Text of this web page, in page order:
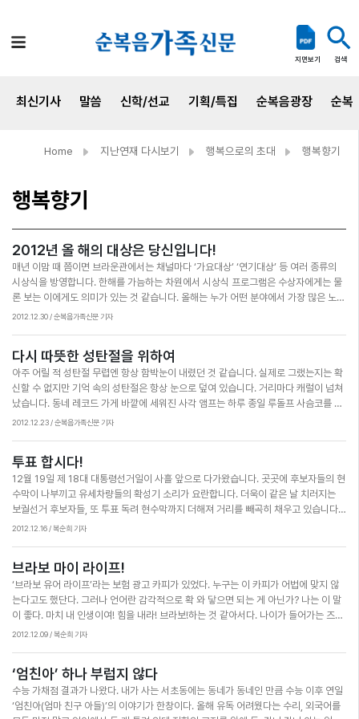
지면보기 검색
최신기사 말씀 신학/선교 기획/특집 순복음광장 순복
Home 지난연재 다시보기 행복으로의 초대 행복향기
행복향기
2012년 올 해의 대상은 당신입니다!
매년 이맘 때 쯤이면 브라운관에서는 채널마다 ‘가요대상’ ‘연기대상’ 등 여러 종류의
시상식을 방영합니다. 한해를 가늠하는 차원에서 시상식 프로그램은 수상자에게는 물
론 보는 이에게도 의미가 있는 것 같습니다. 올해는 누가 어떤 분야에서 가장 많은 노력
을 했는지를 알 수 있기 때문입니다. 수상자는 주마등처럼 흐르는 지난 세월 때문인지
습니다. 그런데 문득 ‘신앙 대상’이라고 없으란 법 있나 하는 생각이 들었습니다. 한 해
동안 신앙면에서 많은 이에게 귀감이 될 만한 이를 뽑아 상을 주는 신앙 대상, 생각만
해도 재밌습니다. 기왕 재미난 상상에 들어간 김에 어떤 사람들이 후보로 오를까 주위
를 둘러보았습니다. 단연 ‘아프리카 고아들의 어머니’ 임연심 선교사님이 가장 먼저 떠
올랐습니다. 1984년, 아프리카 1호 선교사로 파송돼 무려 28년 동안 굶주리고 헐벗
무원, 의사로 성장했지요. “왜 꼭 저여야 합니까?” 하나님의 부르심에 몇 번씩 확인을
하고 싶었다는 임연심 선교사님의 솔직한 이야기는 그 역시 보통 사람이지만 결국 순
종으로 그 길을 걸어갔음을 알게 해줍니다. 제가 아는 한 집사님은 임연심 선교사님의
부고를 듣고 배부르고 편하게 살아온 지난 삶이 후회되고 미안해 스스로를 빚진 자라
고 했습니다. ‘네 이웃을 네 몸과 같이 사랑하라’는 하나님의 말씀을 임연심 선교사님
해 또 한번 부끄러워했습니다. 그 집사님이 전해준 울림 역시 임연심 선교사님의 그것
만큼 강하고 깊었습니다. 영국에서 유학 중인 제 친구도 빼놓을 수 없습니다. 한국에서
는 잘 나가는 금융맨이었던 그들은 뒤늦은 나이에 영국으로 유학을 갔고 거기서 뜻하
지 않게 ‘비주류’의 삶을 경험하고 있습니다. 타지에서 못난 자격지심이 솟구칠 때마다
두 부부는 손을 맞잡고 하나님이 주신 본연의 온전한 자아로 회복시켜 달라며 기도한
라는, 세상에서 좋아 보이는 허울이 헛된 기쁨을 가져다주지 않기를, 혹이라도 그 기쁨
이 하나님이 주시는 기쁨보다 더 크고 중요해지지 않기를 기도해달라는 말이었습니다.
누가 과연 올해의 대상일까, 인기상이나 신인상 같은 건 없을까 혼자 재미난 상상에 빠
2012.12.30 / 순복음가족신문 기자
다시 따뜻한 성탄절을 위하여
아주 어릴 적 성탄절 무렵엔 항상 함박눈이 내렸던 것 같습니다. 실제로 그랬는지는 확
신할 수 없지만 기억 속의 성탄절은 항상 눈으로 덮여 있습니다. 거리마다 캐럴이 넘쳐
났습니다. 동네 레코드 가게 바깥에 세워진 사각 앰프는 하루 종일 루돌프 사슴코를 불
러댔습니다. 동방박사가 등장하는 성극을 연습하고 성경구절을 열심히 외웠던 것 같습
가득 담긴 선물 꾸러미를 받아들고 흐뭇해했습니다. 성가대가 ‘기쁘다 구주 오셨네’를
부르며 골목길을 누벼도 시끄럽다고 나무라는 사람이 없었습니다. 가난했지만 부족하
진 않았던 성탄절, 기온이 아무리 떨어져도 온기를 잃지 않던 성탄절, 교회에 다니지 않
던 사람도 괜히 들떠서 예배당 문을 두드렸던 성탄절, 그래서 누구에게나 따뜻한 성탄
절이었습니다. 언제부터인가 성탄절이 기억 속에서 사라졌습니다. 공부하느라 바빠서,
숙해졌습니다. 외래어가 갖는 이국적 느낌은 주목성을 높이는 반면 종종 본질을 모호
하게 만드는 역효과가 있습니다. 특히 대중매체와 유통업체가 만드는 크리스마스는
‘예수탄생일’이 아니라 먹고 마시고 즐기는 ‘잔칫날’에 가깝습니다. 연인과 데이트를 즐
기거나, 쇼핑을 하거나, 선물을 주고받아야 하고, 친구들과 어울려 밤새 무엇인가를 하
며 놀아야 크리스마스를 잘 보낸 것이 돼 버렸습니다. 교회는 커지고 화려해지고 넉넉
교회에 있다는 것을 알지 못하는 탓도 있습니다. 사회를 향해서 성탄의 참 의미를 일깨
우는 출발은 이웃을 돌보는 것입니다. 날씨보다 더 추운 경제 한파의 시대입니다. 약하
고 힘들고 어려운 사람들에겐 당장 물질적 도움이 필요합니다. 정신이 공허한 시대입
2012.12.23 / 순복음가족신문 기자
투표 합시다!
12월 19일 제 18대 대통령선거일이 사흘 앞으로 다가왔습니다. 곳곳에 후보자들의 현
수막이 나부끼고 유세차량들의 확성기 소리가 요란합니다. 더욱이 같은 날 치러지는
보궐선거 후보자들, 또 투표 독려 현수막까지 더해져 거리를 빼곡히 채우고 있습니다.
사실 대통령의 책임은 막중합니다. 헌법에 따르면 대통령은 ①국가의 원수로서 외국에
책무를 지게 되어 있습니다. 실제로 대통령은 대한민국호의 선장입니다. 5천만 국민들
을 자유, 민주, 번영의 항구로 인도해야 할 중대한 사명을 가지고 있습니다. 국가이기주
의가 팽배한 무한경쟁의 국제사회에서 국력을 결집해 민족의 활로를 개척해 나가는 선
봉이 되어야 합니다. 나라의 안보를 튼튼히 하고 민생을 두루 챙기며 국정을 주도해 나
가는 것 역시 대통령이 해야 할 몫입니다. 이런 면에서 12월 19일 대선은 매우 중요합
라를 잘 이끌 좋은 대통령이 선출될 수 있도록 간구해야 합니다. 이를 통해 하나님의 뜻
이 이 땅 위에 이루어 질 수 있기를 기도로 아뢰어야 할 것입니다. 아울러 반드시 투표
에 참여해야 하겠습니다. 시대를 간파하는 선지자적인 안목을 가지고 꼭 투표장에 나
2012.12.16 / 복순희 기자
브라보 마이 라이프!
‘브라보 유어 라이프’라는 보험 광고 카피가 있었다. 누구는 이 카피가 어법에 맞지 않
는다고도 했단다. 그러나 언어란 감각적으로 확 와 닿으면 되는 게 아닌가? 나는 이 말
이 좋다. 마치 내 인생이여! 힘을 내라! 브라보!하는 것 같아서다. 나이가 들어가는 즈음
의 나는 나이가 드는 것도 축복이라 생각하기 시작했다. 축복이라니, 미쳤어? 하는 사
야 아무도 도와 주는 사람 없다. 그냥 그렇게 생각하니까 그럴 듯 하더라. 나이가 드는
것은 경험도 많아지고 지혜도 생기고 이해력도 많아 진다는 것이다. 예전 보다 훨씬 좋
은 환경 의료, 섭생, 운동, 지식, 인간관계 등이 있어 건강이 유지 되는 것이다. 젊은 시
2012.12.09 / 복순희 기자
‘엄친아’ 하나 부럽지 않다
수능 가채점 결과가 나왔다. 내가 사는 서초동에는 동네가 동네인 만큼 수능 이후 연일
‘엄친아(엄마 친구 아들)’의 이야기가 한창이다. 올해 유독 어려웠다는 수리, 외국어를